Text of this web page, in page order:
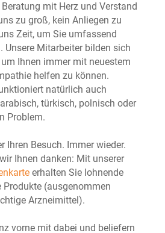
mit Herz und Verstand
zu groß, kein Anliegen zu
Zeit, um Sie umfassend
Unsere Mitarbeiter bilden sich
Ihnen immer mit neuestem
helfen zu können.
natürlich auch
türkisch, polnisch oder
Problem.
Ihren Besuch. Immer wieder.
Ihnen danken: Mit unserer
erhalten Sie lohnende
(ausgenommen
Arzneimittel).
vorne mit dabei und beliefern